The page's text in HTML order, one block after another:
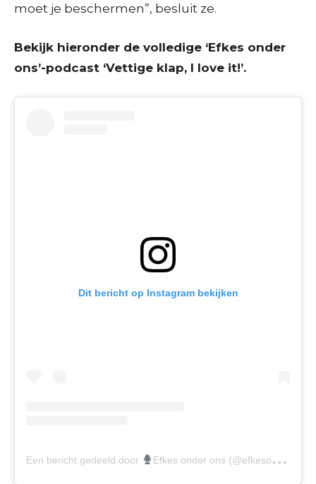
moet je beschermen”, besluit ze.
Bekijk hieronder de volledige ‘Efkes onder
ons’-podcast ‘Vettige klap, I love it!’.
Dit bericht op Instagram bekijken
Een bericht gedeeld door Efkes onder ons (@efkesonderons)